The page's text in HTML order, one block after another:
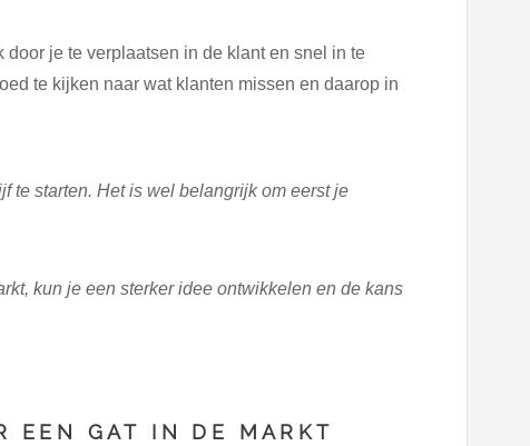
je te verplaatsen in de klant en snel in te
te kijken naar wat klanten missen en daarop in
te starten. Het is wel belangrijk om eerst je
kun je een sterker idee ontwikkelen en de kans
EEN GAT IN DE MARKT